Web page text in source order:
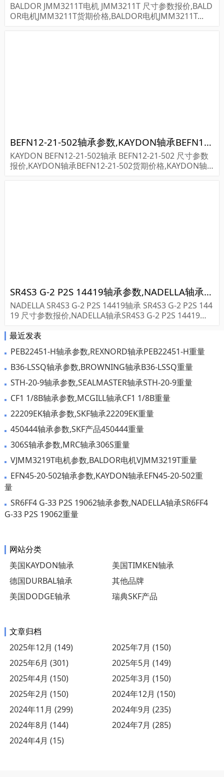
BALDOR JMM3211T电机 JMM3211T 尺寸参数报价,BALD
OR电机JMM3211T货期价格,BALDOR电机JMM3211T...
BEFN12-21-502轴承参数,KAYDON轴承BEFN12-21-502重量
KAYDON BEFN12-21-502轴承 BEFN12-21-502 尺寸参数
报价,KAYDON轴承BEFN12-21-502货期价格,KAYDON轴
SR4S3 G-2 P2S 14419轴承参数,NADELLA轴承SR4S3 G-2 P2S 14419重量
NADELLA SR4S3 G-2 P2S 14419轴承 SR4S3 G-2 P2S 144
19 尺寸参数报价,NADELLA轴承SR4S3 G-2 P2S 14419货
最近发表
PEB22451-H轴承参数,REXNORD轴承PEB22451-H重量
B36-LSSQ轴承参数,BROWNING轴承B36-LSSQ重量
STH-20-9轴承参数,SEALMASTER轴承STH-20-9重量
CF1 1/8B轴承参数,MCGILL轴承CF1 1/8B重量
22209EK轴承参数,SKF轴承22209EK重量
450444轴承参数,SKF产品450444重量
306S轴承参数,MRC轴承306S重量
VJMM3219T电机参数,BALDOR电机VJMM3219T重量
EFN45-20-502轴承参数,KAYDON轴承EFN45-20-502重
量
SR6FF4 G-33 P2S 19062轴承参数,NADELLA轴承SR6FF4
G-33 P2S 19062重量
网站分类
美国KAYDON轴承
美国TIMKEN轴承
德国DURBAL轴承
其他品牌
美国DODGE轴承
瑞典SKF产品
文章归档
2025年12月 (149)
2025年7月 (150)
2025年6月 (301)
2025年5月 (149)
2025年4月 (150)
2025年3月 (150)
2025年2月 (150)
2024年12月 (150)
2024年11月 (299)
2024年9月 (235)
2024年8月 (144)
2024年7月 (285)
2024年4月 (15)